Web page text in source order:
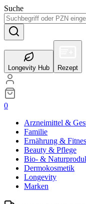
Suche
Longevity Hub Rezept
0
Arzneimittel &
Familie
Ernährung &
Beauty & Pflege
Bio- &
Dermokosmetik
Longevity
Marken